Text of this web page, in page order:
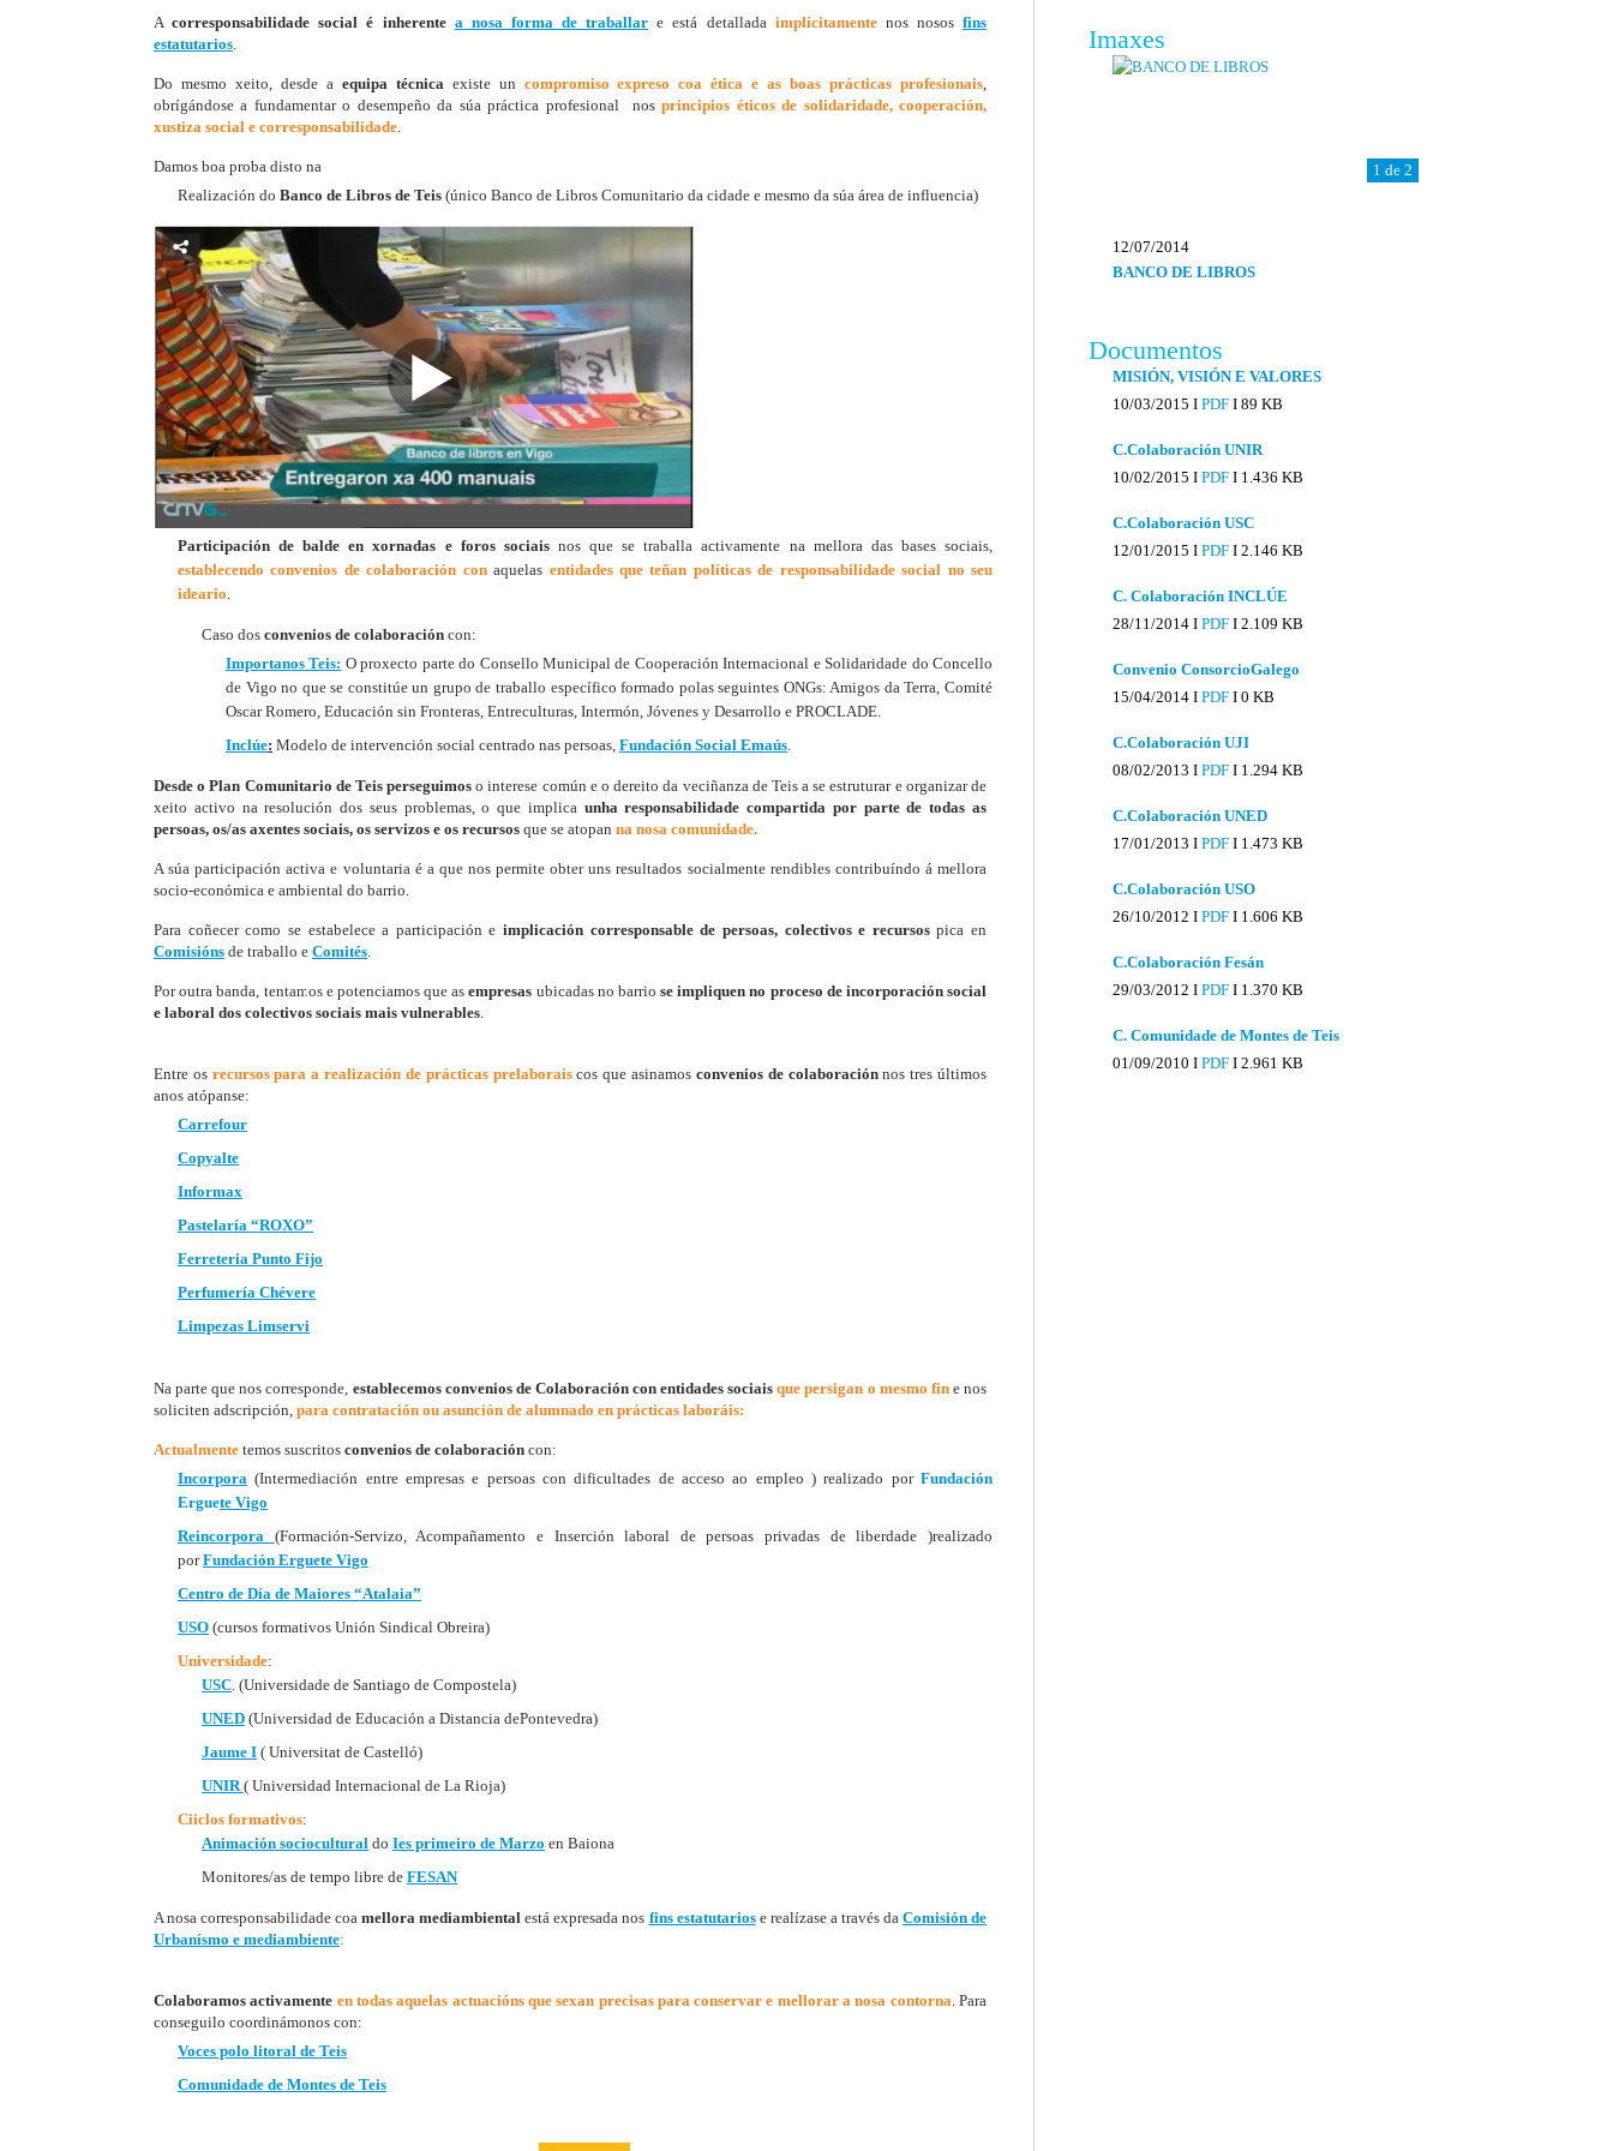
Acorresponsabilidade social é inherente a nosa forma de traballar e está detallada implícitamentenos nosos fins
estatutarios.
Do mesmo xeito, desde a equipa técnica existe un compromiso expreso coa ética e as boas prácticas profesionais,
obrígándose a fundamentar o desempeño da súa práctica profesional nosprincipios éticos de solidaridade, cooperación,
xustiza social e corresponsabilidade.
Damos boa proba disto na
Realización do Banco de Libros de Teis (único Banco de Libros Comunitario da cidade e mesmo da súa área de influencia)
Participación de baldeen xornadas e foros sociais nos que se traballa activamente na mellora das bases sociais,
establecendo convenios de colaboración conaquelas entidades que teñan políticas de responsabilidade social no seu
ideario.
Caso dos convenios de colaboración con:​
​Importanos Teis: O proxecto parte do Consello Municipal de Cooperación Internacional e Solidaridade do Concello
de Vigo no que se constitúe un grupo de traballo específico formado polas seguintes ONGs: Amigos da Terra, Comité
Oscar Romero, Educación sin Fronteras, Entreculturas, Intermón, Jóvenes y Desarrollo e PROCLADE.
Inclúe: Modelo de intervención social centrado nas persoas, Fundación Social Emaús.
Desde o Plan Comunitario de Teis perseguimos o interese común e o dereito da veciñanza de Teis a se estruturar e organizar de
xeito activo na resolución dos seus problemas, o que implica unha responsabilidade compartida por parte de todas as
persoas, os/as axentes sociais, os servizos e os recursos que se atopan na nosa comunidade.
A súa participación activa e voluntaria é a que nos permite obter uns resultados socialmente rendibles contribuíndo á mellora
socio-económica e ambiental do barrio.
Para coñecer como se estabelece a participación e implicación corresponsable de persoas, colectivos e recursospica en
Comisións de traballo e Comités.
Por outra banda, tentamos e potenciamos que asempresas ubicadas no barriose impliquen no proceso de incorporación social
e laboral dos colectivos sociais mais vulnerables.
Entre os recursos para a realización de prácticas prelaboraiscos que asinamos convenios de colaboraciónnos tres últimos
anos atópanse:
Carrefour
Copyalte
Informax
Pastelaría “ROXO”
Ferreteria Punto Fijo
Perfumería Chévere
Limpezas Limservi
Na parte que nos corresponde, establecemos convenios de Colaboración con entidades sociais que persigan o mesmo fine nos
soliciten adscripción, para contratación ou asunción de alumnado en prácticas laboráis:
Actualmente temos suscritos convenios de colaboración con:
Incorpora (Intermediación entre empresas e persoas con dificultades de acceso ao empleo ) realizado por Fundación
Erguete Vigo
Reincorpora (Formación-Servizo, Acompañamento e Inserción laboral de persoas privadas de liberdade )realizado
porFundación Erguete Vigo
Centro de Día de Maiores “Atalaia”
USO (cursos formativos Unión Sindical Obreira)
Universidade:
USC. (Universidade de Santiago de Compostela)
UNED (Universidad de Educación a Distancia dePontevedra)
Jaume I ( Universitat de Castelló)
UNIR( Universidad Internacional de La Rioja)
Ciiclos formativos:
Animación sociocultural do Ies primeiro de Marzo en Baiona
Monitores/as de tempo libre de FESAN
A nosa corresponsabilidade coamellora mediambiental está expresada nos fins estatutariose realízase a través da Comisión de
Urbanísmo e mediambiente:
Colaboramos activamente en todas aquelas actuacións que sexan precisas para conservar e mellorar a nosa contorna. Para
conseguilo coordinámonos con:
Voces polo litoral de Teis
Comunidade de Montes de Teis
Imaxes
1 de 2
12/07/2014
BANCO DE LIBROS
Documentos
MISIÓN, VISIÓN E VALORES
10/03/2015 I PDF I 89 KB
C.Colaboración UNIR
10/02/2015 I PDF I 1.436 KB
C.Colaboración USC
12/01/2015 I PDF I 2.146 KB
C. Colaboración INCLÚE
28/11/2014 I PDF I 2.109 KB
Convenio ConsorcioGalego
15/04/2014 I PDF I 0 KB
C.Colaboración UJI
08/02/2013 I PDF I 1.294 KB
C.Colaboración UNED
17/01/2013 I PDF I 1.473 KB
C.Colaboración USO
26/10/2012 I PDF I 1.606 KB
C.Colaboración Fesán
29/03/2012 I PDF I 1.370 KB
C. Comunidade de Montes de Teis
01/09/2010 I PDF I 2.961 KB